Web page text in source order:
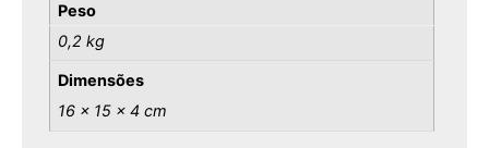
Peso
0,2 kg
Dimensões
16 × 15 × 4 cm